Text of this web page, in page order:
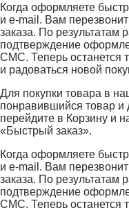
Когда оформляете
и e-mail. Вам
заказа. По результатам
подтверждение
СМС. Теперь останется
и радоваться новой
Для покупки товара в
понравившийся товар и
перейдите в Корзину и
«Быстрый заказ».
Когда оформляете
и e-mail. Вам
заказа. По результатам
подтверждение
СМС. Теперь останется